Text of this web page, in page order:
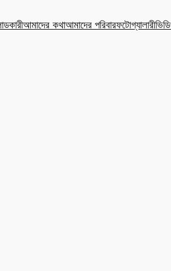
আমাদের কথাআমাদের পরিবারফটোগ্যালারী